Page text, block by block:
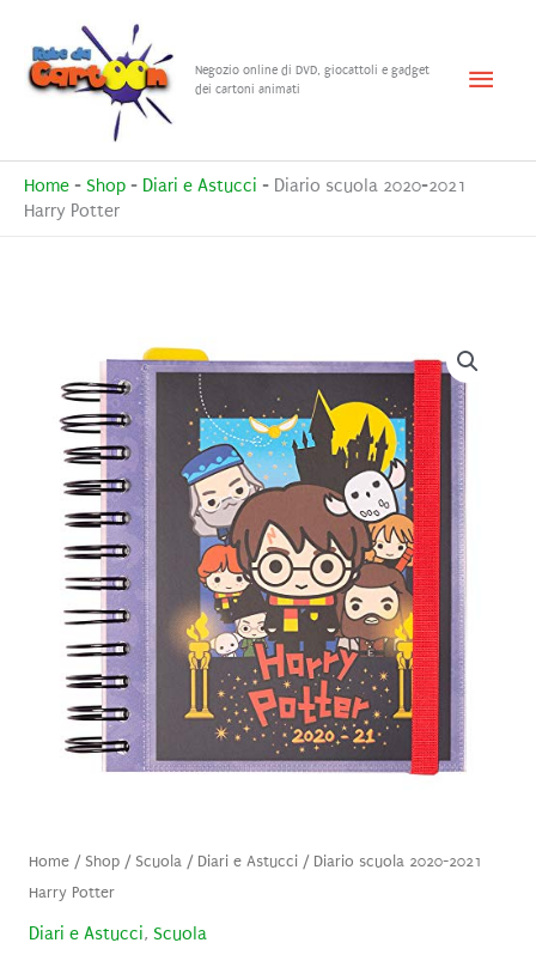
contenuto
Negozio online di DVD, giocattoli e gadget
dei cartoni animati
Menu
Home - Shop - Diari e Astucci - Diario scuola 2020-2021
Harry Potter
Home/ Shop/ Scuola/ Diari e Astucci/ Diario scuola 2020-2021
Harry Potter
Diari e Astucci, Scuola